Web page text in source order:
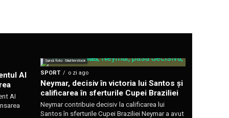
AI
AI
Sursă foto: Shutterstock
SPORT o zi ago
Neymar, decisiv în victoria lui Santos și
calificarea în sferturile Cupei Braziliei
Neymar contribuie decisiv la calificarea lui
Santos în sferturile Cupei Braziliei Neymar a avut